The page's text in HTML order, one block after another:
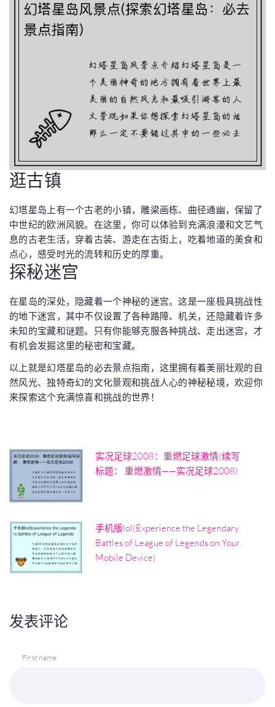
逛古镇
幻塔星岛上有一个古老的小镇，雕梁画栋、曲径通幽，保留了
中世纪的欧洲风貌。在这里，你可以体验到充满浪漫和文艺气
息的古老生活，穿着古装、游走在古街上，吃着地道的美食和
点心，感受时光的流转和历史的厚重。
探秘迷宫
在星岛的深处，隐藏着一个神秘的迷宫。这是一座极具挑战性
的地下迷宫，其中不仅设置了各种路障、机关，还隐藏着许多
未知的宝藏和谜题。只有你能够克服各种挑战、走出迷宫，才
有机会发掘这里的秘密和宝藏。
以上就是幻塔星岛的必去景点指南，这里拥有着美丽壮观的自
然风光、独特奇幻的文化景观和挑战人心的神秘秘境，欢迎你
来探索这个充满惊喜和挑战的世界！
实况足球2008：重燃足球激情(续写
标题： 重燃激情——实况足球2008)
手机版lol(Experience the Legendary
Battles of League of Legends on Your
Mobile Device)
发表评论
First name